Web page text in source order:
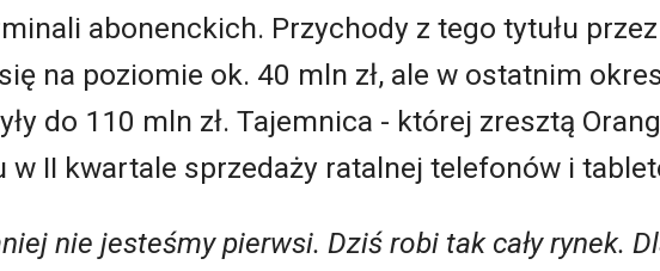
abonenckich. Przychody z tego tytułu
na poziomie ok. 40 mln zł, ale w ostatnim
do 110 mln zł. Tajemnica - której zresztą
w II kwartale sprzedaży ratalnej telefonów i
nie jesteśmy pierwsi. Dziś robi tak cały rynek.